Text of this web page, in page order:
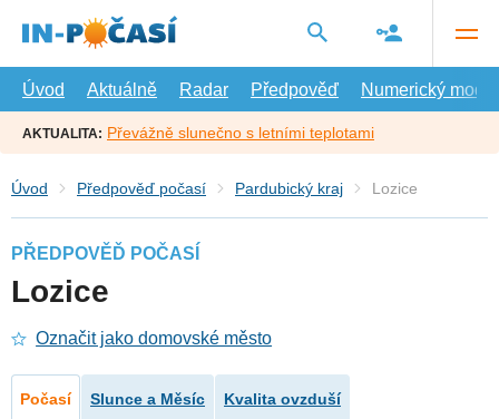
hlavní
Úvod
Aktuálně Radar Předpověď Numerický model
AKTUALITA: Převážně slunečno s letními teplotami
Úvod Předpověď počasí Pardubický kraj Lozice
PŘEDPOVĚĎ POČASÍ
Lozice
Označit jako domovské město
Počasí Slunce a Měsíc Kvalita ovzduší